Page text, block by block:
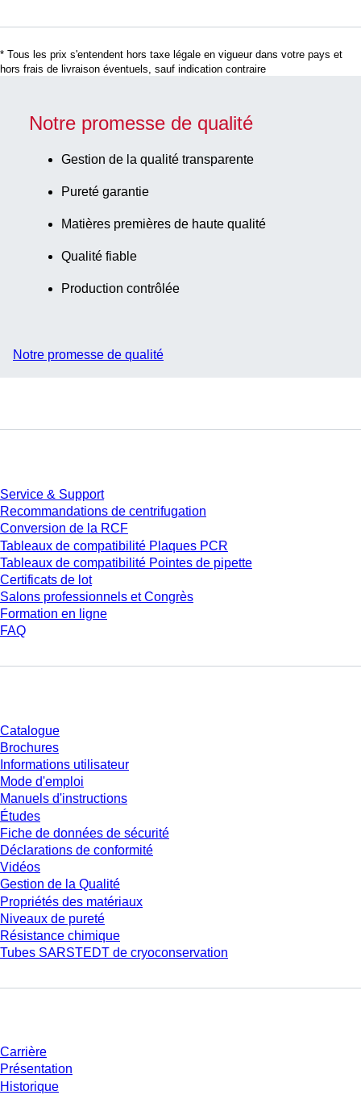
* Tous les prix s'entendent hors taxe légale en vigueur dans votre pays et
hors frais de livraison éventuels, sauf indication contraire
Notre promesse de qualité
Gestion de la qualité transparente
Pureté garantie
Matières premières de haute qualité
Qualité fiable
Production contrôlée
Notre promesse de qualité
Service & Support
Recommandations de centrifugation
Conversion de la RCF
Tableaux de compatibilité Plaques PCR
Tableaux de compatibilité Pointes de pipette
Certificats de lot
Salons professionnels et Congrès
Formation en ligne
FAQ
Catalogue
Brochures
Informations utilisateur
Mode d'emploi
Manuels d'instructions
Études
Fiche de données de sécurité
Déclarations de conformité
Vidéos
Gestion de la Qualité
Propriétés des matériaux
Niveaux de pureté
Résistance chimique
Tubes SARSTEDT de cryoconservation
Carrière
Présentation
Historique